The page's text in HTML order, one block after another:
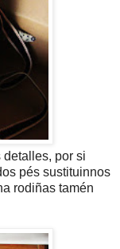
por si
pés sustituinnos
rodiñas tamén